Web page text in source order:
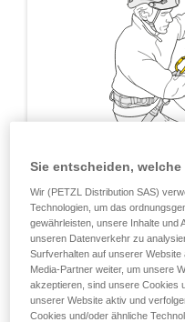
Sie entscheiden, welche
Wir (PETZL Distribution SAS)
Technologien, um das
gewährleisten, unsere Inhalte und
unseren Datenverkehr zu
Surfverhalten auf unserer
Media-Partner weiter, um unsere
akzeptieren, sind unsere Cookies
unserer Website aktiv und
Cookies und/oder ähnliche